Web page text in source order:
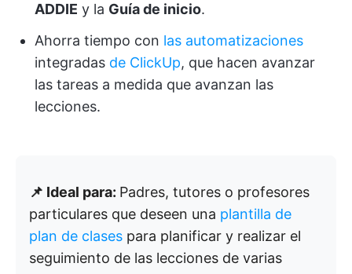
ADDIE y la Guía de inicio.
Ahorra tiempo con las automatizaciones
integradas de ClickUp, que hacen avanzar
las tareas a medida que avanzan las
lecciones.
📌 Ideal para: Padres, tutores o profesores
particulares que deseen una plantilla de
plan de clases para planificar y realizar el
seguimiento de las lecciones de varias